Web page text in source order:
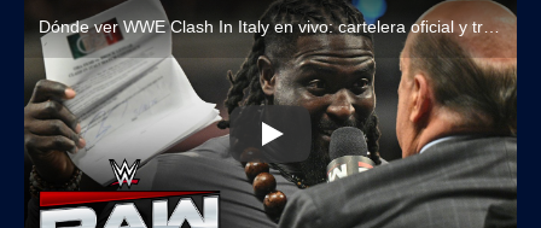
Dónde ver WWE Clash In Italy en vivo: cartelera oficial y transmisiones